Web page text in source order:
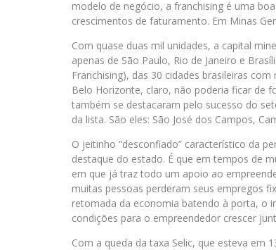
modelo de negócio, a franchising é uma
crescimentos de faturamento. Em Minas
Com quase duas mil unidades, a capital
apenas de São Paulo, Rio de Janeiro e
Franchising), das 30 cidades brasileiras
Belo Horizonte, claro, não poderia ficar de
também se destacaram pelo sucesso do
da lista. São eles: São José dos Campos,
O jeitinho “desconfiado” característico da
destaque do estado. É que em tempos de
em que já traz todo um apoio ao
muitas pessoas perderam seus empregos
retomada da economia batendo à porta, o
condições para o empreendedor crescer
Com a queda da taxa Selic, que esteva em